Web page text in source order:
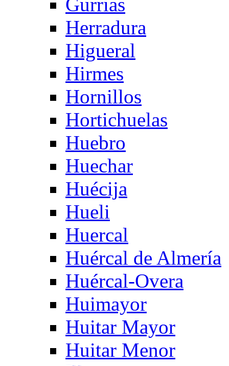
Herradura
Higueral
Hirmes
Hornillos
Hortichuelas
Huebro
Huechar
Huécija
Hueli
Huercal
Huércal de Almería
Huércal-Overa
Huimayor
Huitar Mayor
Huitar Menor